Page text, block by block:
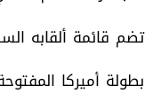
تضم قائمة ألقابه
بطولة أميركا